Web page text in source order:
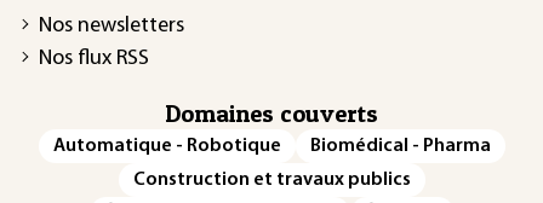
Nos newsletters
Nos flux RSS
Domaines couverts
Automatique - Robotique
Biomédical - Pharma
Construction et travaux publics